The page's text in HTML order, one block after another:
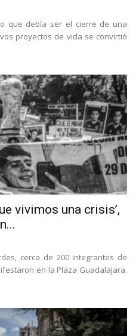
que debía ser el cierre de una
proyectos de vida se convirtió
vivimos una crisis’,
cerca de 200 integrantes de
en la Plaza Guadalajara.